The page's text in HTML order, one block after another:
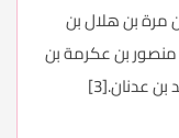
مرة بن هلال بن
منصور بن عكرمة بن
عدنان.[3]